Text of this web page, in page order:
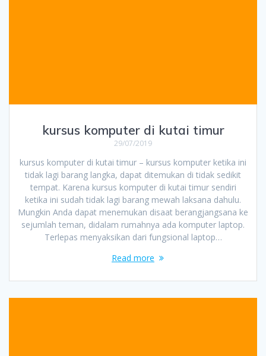
kursus komputer di kutai timur
29/07/2019
kursus komputer di kutai timur – kursus komputer ketika ini
tidak lagi barang langka, dapat ditemukan di tidak sedikit
tempat. Karena kursus komputer di kutai timur sendiri
ketika ini sudah tidak lagi barang mewah laksana dahulu.
Mungkin Anda dapat menemukan disaat berangjangsana ke
sejumlah teman, didalam rumahnya ada komputer laptop.
Terlepas menyaksikan dari fungsional laptop…
Read more